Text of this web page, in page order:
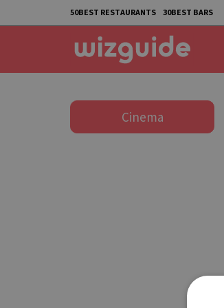
50BEST RESTAURANTS 30BEST BARS
Cinema